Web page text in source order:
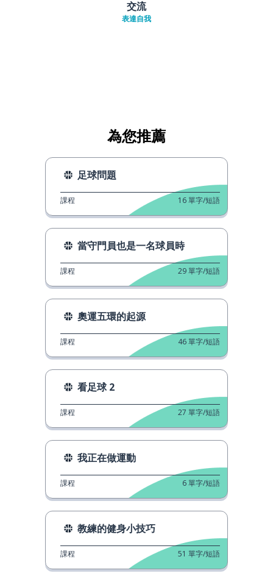
交流
表達自我
為您推薦
足球問題
課程 16單字/短語
當守門員也是一名球員時
課程 29單字/短語
奧運五環的起源
課程 46單字/短語
看足球 2
課程 27 單字/短語
我正在做運動
課程 6單字/短語
教練的健身小技巧
課程 51 單字/短語